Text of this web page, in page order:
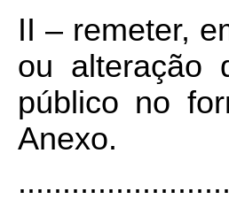
II – remeter,
ou alteração
público no
Anexo.